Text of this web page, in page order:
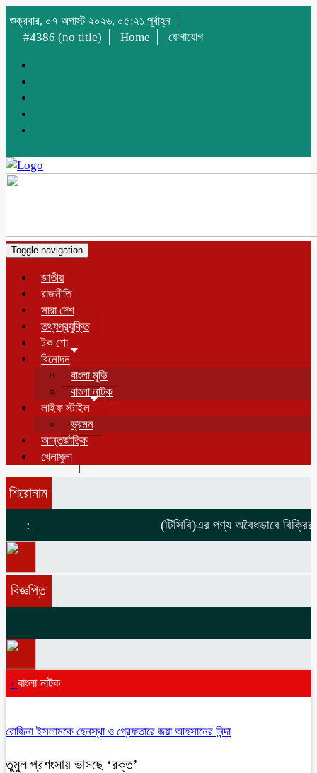
শুক্রবার, ০৭ অগাস্ট ২০২৬, ০৫:২১ পূর্বাহ্ন
#4386 (no title)
Home যোগাযোগ
Toggle navigation
জাতীয়
রাজনীতি
সারা দেশ
তথ্যপ্রযুক্তি
টক শো
বিনোদন
বাংলা মুভি
বাংলা নাটক
লাইফ স্টাইল
ভ্রমন
আন্তর্জাতিক
খেলাধুলা
শিরোনাম
: (টিসিবি)এর পণ্য অবৈধভাবে
বিজ্ঞপ্তি
/ বাংলা নাটক
রোজিনা ইসলামকে হেনস্থা ও গ্রেফতারে জয়া আহসানের নিন্দা
তুমুল প্রশংসায় ভাসছে ‘রক্ত’